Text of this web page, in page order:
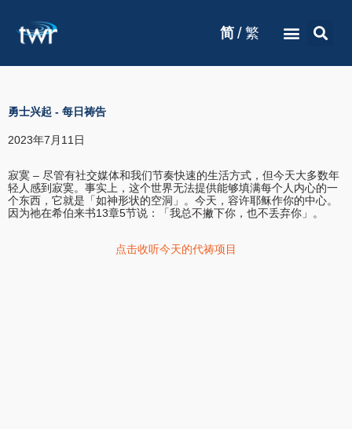
简 / 繁
勇士兴起 - 每日祷告
2023年7月11日
寂寞 – 尽管有社交媒体和我们节奏快速的生活方式，但今天大多数年
轻人感到寂寞。事实上，这个世界无法提供能够填满每个人内心的一
个东西，它就是「如神形状的空洞」。今天，容许耶稣作你的中心。
因为祂在希伯来书13章5节说：「我总不撇下你，也不丢弃你」。
点击收听今天的代祷项目